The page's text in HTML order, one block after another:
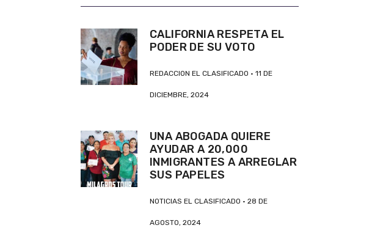
CALIFORNIA RESPETA EL
PODER DE SU VOTO
REDACCION EL CLASIFICADO 11 DE
DICIEMBRE, 2024
UNA ABOGADA QUIERE
AYUDAR A 20,000
INMIGRANTES A ARREGLAR
SUS PAPELES
NOTICIAS EL CLASIFICADO 28 DE
AGOSTO, 2024